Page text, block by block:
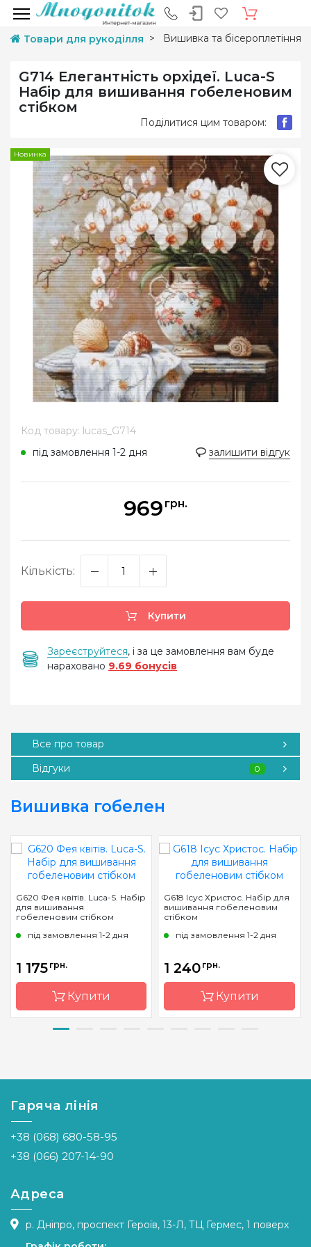
Товари для рукоділля Вишивка та бісероплетіння
G714 Елегантність орхідеї. Luca-S
Набір для вишивання гобеленовим
стібком
Поділитися цим товаром:
Новинка
Код товару: lucas_G714
під замовлення 1-2 дня
залишити відгук
969 грн.
Кількість:
Купити
Зареєструйтеся, і за це замовлення вам буде
нараховано 9.69 бонусів
Все про товар
Відгуки
0
Вишивка гобелен
G620 Фея квітів. Luca-S. Набір
для вишивання
гобеленовим стібком
під замовлення 1-2 дня
1 175 грн.
Купити
Країна
Молдова
Розмір
Канва
Pointstitch
canvas,
мулине
Зашивання
G618 Ісус Христос. Набір для
вишивання гобеленовим
стібком
під замовлення 1-2 дня
1 240 грн.
Купити
Країна
Молдова
Гаряча лінія
+38 (068) 680-58-95
+38 (066) 207-14-90
Адреса
р. Дніпро, проспект Героїв, 13-Л, ТЦ Гермес, 1 поверх